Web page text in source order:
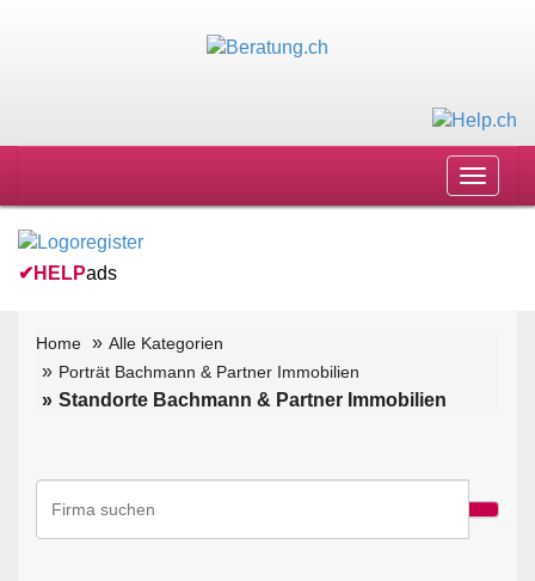
Toggle
✔ HELPads
Home
Alle Kategorien
Porträt Bachmann & Partner Immobilien
Standorte Bachmann & Partner Immobilien